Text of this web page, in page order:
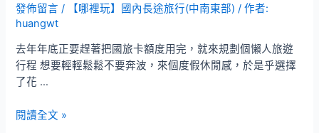
想
大
地
度
假
村
樂
發佈留言 / 【哪裡玩】國內長途旅行(中南東部) / 作者:
huangwt
去年年底正要趕著把國旅卡額度用完，就來規劃個懶人旅遊
行程 想要輕輕鬆鬆不要奔波，來個度假休閒感，於是乎選擇
了花 …
【哪
閱讀全文 »